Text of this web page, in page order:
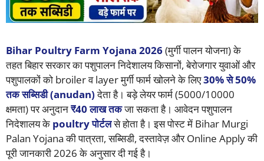
Bihar Poultry Farm Yojana 2026(मुर्गी पालन योजना) के
तहत बिहार सरकार का पशुपालन निदेशालय किसानों, बेरोजगार युवाओं और
पशुपालकों को broiler व layer मुर्गी फार्म खोलने के लिए30% से 50%
तक सब्सिडी (anudan)देता है। बड़े लेयर फार्म (5000/10000
क्षमता) पर अनुदान₹40 लाख तकजा सकता है। आवेदन पशुपालन
निदेशालय के poultry पोर्टलसे होता है। इस पोस्ट में Bihar Murgi
Palan Yojana की पात्रता, सब्सिडी, दस्तावेज़ और Online Apply की
पूरी जानकारी 2026 के अनुसार दी गई है।